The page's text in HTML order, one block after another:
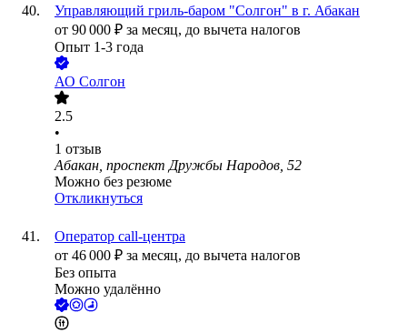
Управляющий гриль-баром "Солгон" в г. Абакан
от 90 000 ₽ за месяц, до вычета налогов
Опыт 1-3 года
АО Солгон
2.5
•
1 отзыв
Абакан, проспект Дружбы Народов, 52
Можно без резюме
Откликнуться
Оператор call-центра
от 46 000 ₽ за месяц, до вычета налогов
Без опыта
Можно удалённо